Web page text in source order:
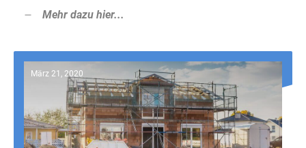
Mehr dazu hier...
März 21, 2020